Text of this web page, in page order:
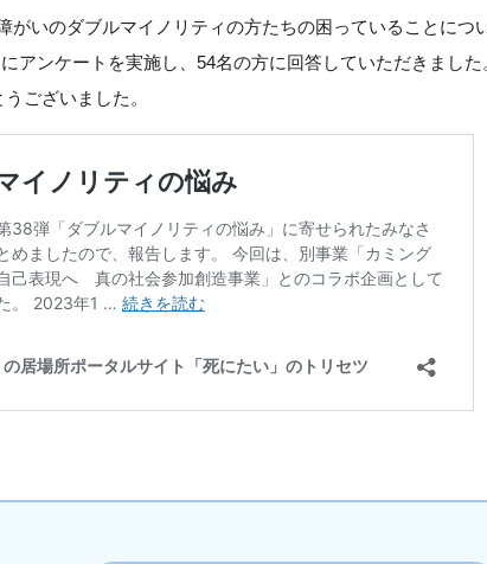
がいのダブルマイノリティの方たちの困っていることにつ
アンケートを実施し、54名の方に回答していただきました
ございました。